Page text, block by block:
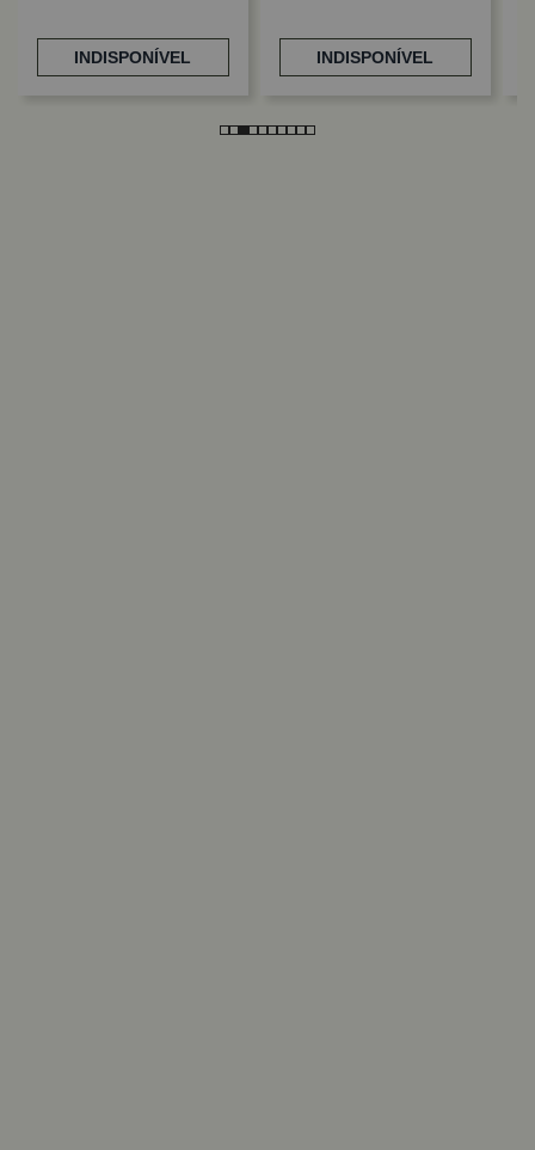
INDISPONÍVEL INDISPONÍVEL